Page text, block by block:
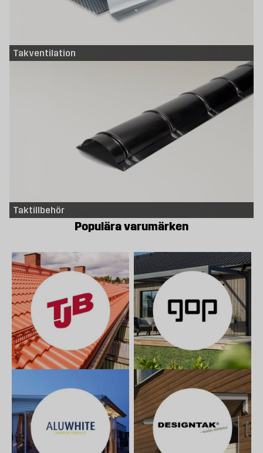
Takventilation
Taktillbehör
Populära varumärken